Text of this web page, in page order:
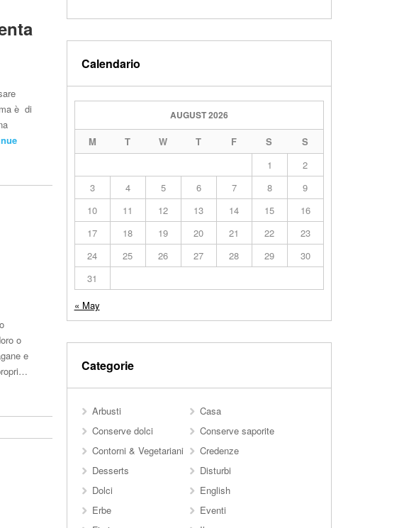
è di
o
e
Calendario
AUGUST 2026
M T W T F S
S
1
2
3
4 5 6 7 8
9
10
11 12 13 14 15
16
17
18 19 20 21 22
23
24
25 26 27 28 29
30
31
« May
Categorie
Arbusti
Casa
Conserve dolci
Conserve saporite
Contorni & Vegetariani
Credenze
Desserts
Disturbi
Dolci
English
Erbe
Eventi